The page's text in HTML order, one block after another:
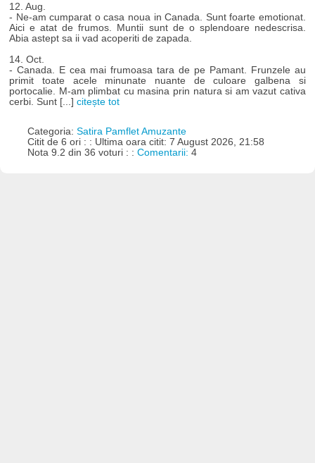
12. Aug.
- Ne-am cumparat o casa noua in Canada. Sunt foarte emotionat.
Aici e atat de frumos. Muntii sunt de o splendoare nedescrisa.
Abia astept sa ii vad acoperiti de zapada.
14. Oct.
- Canada. E cea mai frumoasa tara de pe Pamant. Frunzele au
primit toate acele minunate nuante de culoare galbena si
portocalie. M-am plimbat cu masina prin natura si am vazut cativa
cerbi. Sunt [...]citește tot
Categoria: Satira Pamflet Amuzante
Citit de 6 ori : : Ultima oara citit: 7 August 2026, 21:58
Nota 9.2 din 36 voturi : : Comentarii: 4